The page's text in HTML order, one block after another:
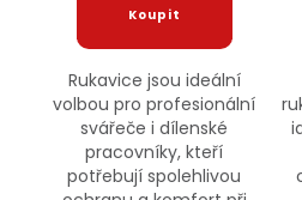
Rukavice jsou ideální
volbou pro profesionální
svářeče i dílenské
pracovníky, kteří
potřebují spolehlivou